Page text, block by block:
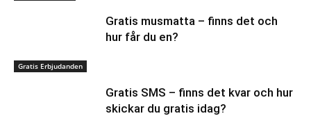
Gratis Erbjudanden
Gratis musmatta – finns det och
hur får du en?
Gratis SMS – finns det kvar och hur
skickar du gratis idag?